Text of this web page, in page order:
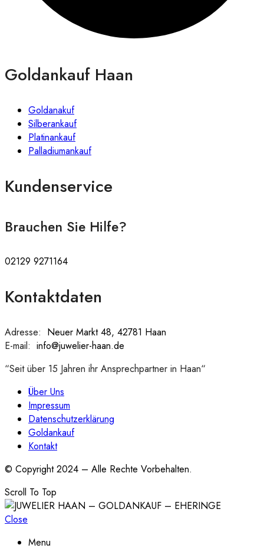
Goldankauf Haan
Goldanakuf
Silberankauf
Platinankauf
Palladiumankauf
Kundenservice
Brauchen Sie Hilfe?
02129 9271164
Kontaktdaten
Adresse: Neuer Markt 48, 42781 Haan
E-mail: info@juwelier-haan.de
“Seit über 15 Jahren ihr Ansprechpartner in Haan“
Über Uns
Impressum
Datenschutzerklärung
Goldankauf
Kontakt
© Copyright 2024 – Alle Rechte Vorbehalten.
Scroll To Top
Close
Menu